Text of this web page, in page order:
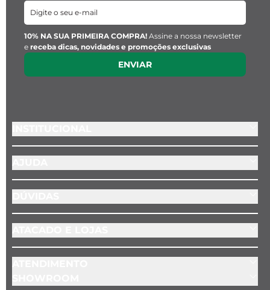
Espessura:
0,9 mm
Cor: Prata
Material: Zamak
Ambos pingentes são fixos
10% NA SUA PRIMEIRA COMPRA! Assine a nossa newsletter
e receba dicas, novidades e promoções exclusivas
ENVIAR